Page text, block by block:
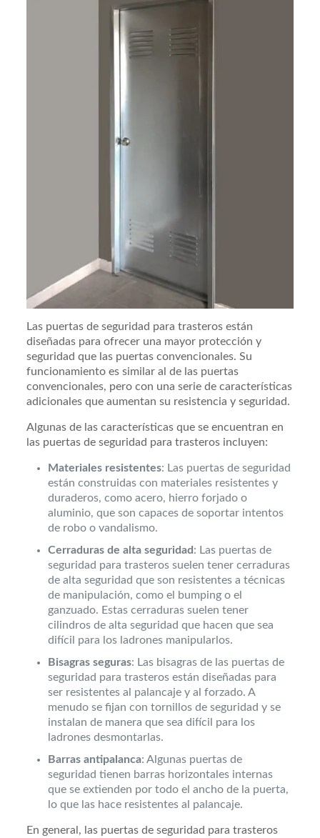
Las puertas de seguridad para trasteros están
diseñadas para ofrecer una mayor protección y
seguridad que las puertas convencionales. Su
funcionamiento es similar al de las puertas
convencionales, pero con una serie de características
adicionales que aumentan su resistencia y seguridad.
Algunas de las características que se encuentran en
las puertas de seguridad para trasteros incluyen:
Materiales resistentes: Las puertas de seguridad
están construidas con materiales resistentes y
duraderos, como acero, hierro forjado o
aluminio, que son capaces de soportar intentos
de robo o vandalismo.
Cerraduras de alta seguridad : Las puertas de
seguridad para trasteros suelen tener cerraduras
de alta seguridad que son resistentes a técnicas
de manipulación, como el bumping o el
ganzuado. Estas cerraduras suelen tener
cilindros de alta seguridad que hacen que sea
difícil para los ladrones manipularlos.
Bisagras seguras: Las bisagras de las puertas de
seguridad para trasteros están diseñadas para
ser resistentes al palancaje y al forzado. A
menudo se fijan con tornillos de seguridad y se
instalan de manera que sea difícil para los
ladrones desmontarlas.
Barras antipalanca: Algunas puertas de
seguridad tienen barras horizontales internas
que se extienden por todo el ancho de la puerta,
lo que las hace resistentes al palancaje.
En general, las puertas de seguridad para trasteros